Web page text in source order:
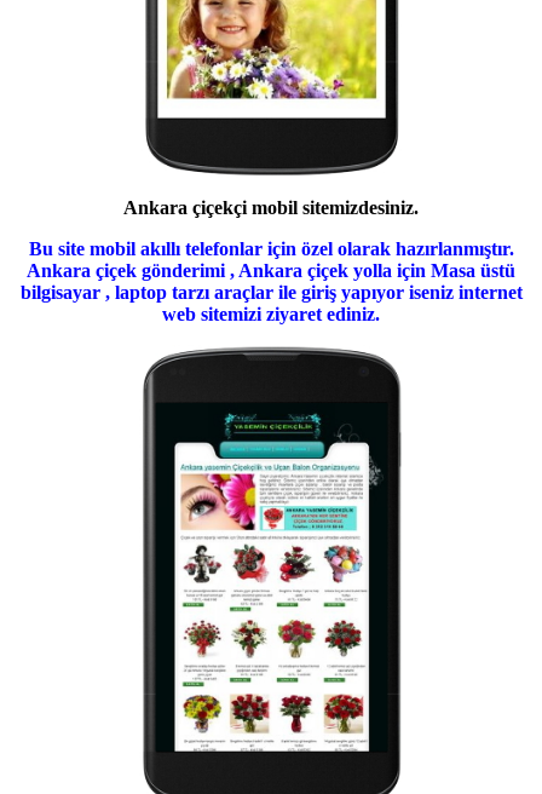
Ankara çiçekçi mobil sitemizdesiniz.
Bu site mobil akıllı telefonlar için özel olarak hazırlanmıştır.
Ankara çiçek gönderimi , Ankara çiçek yolla için Masa üstü
bilgisayar , laptop tarzı araçlar ile giriş yapıyor iseniz internet
web sitemizi ziyaret ediniz.